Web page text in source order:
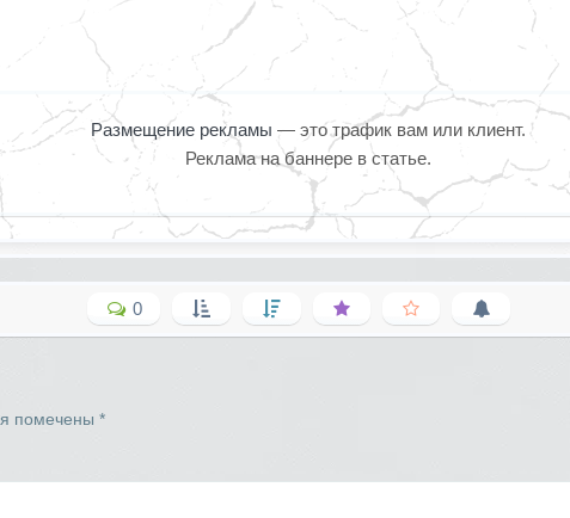
Размещение рекламы — это трафик вам или клиент.
Реклама на баннере в статье.
0
помечены *